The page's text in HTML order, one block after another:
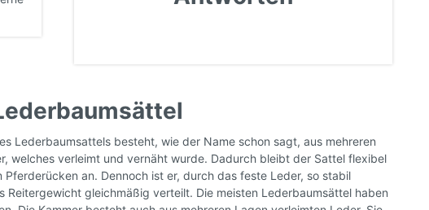
Lederbaumsattels besteht, wie der Name schon sagt, aus mehreren
welches verleimt und vernäht wurde. Dadurch bleibt der Sattel flexibel
Pferderücken an. Dennoch ist er, durch das feste Leder, so stabil
Reitergewicht gleichmäßig verteilt. Die meisten Lederbaumsättel haben